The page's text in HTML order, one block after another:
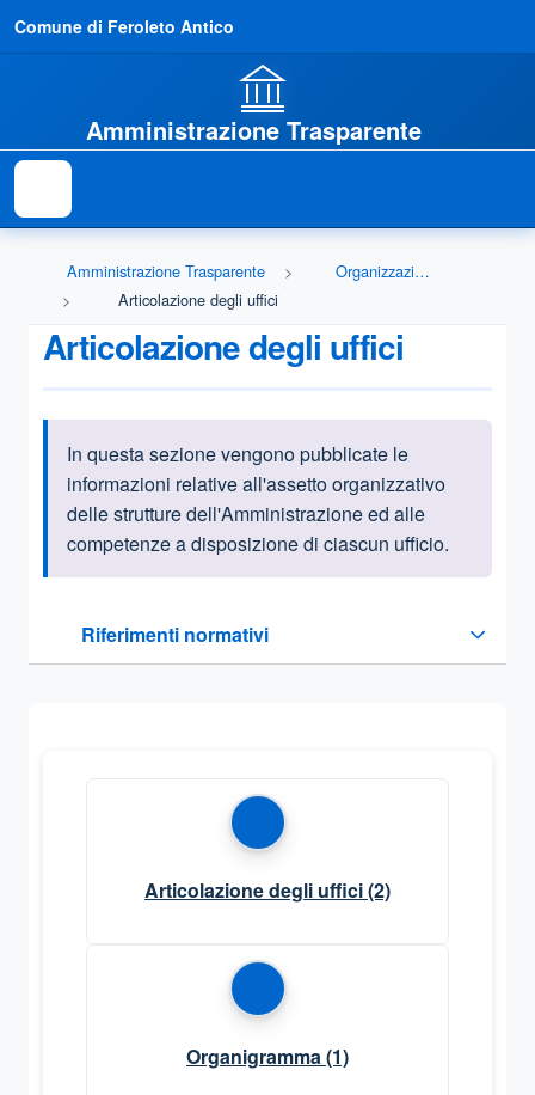
Comune di Feroleto Antico
Amministrazione Trasparente
Amministrazione Trasparente
Organizzazione
Articolazione degli uffici
Articolazione degli uffici
Informazioni introduttive
In questa sezione vengono pubblicate le
informazioni relative all'assetto organizzativo
delle strutture dell'Amministrazione ed alle
competenze a disposizione di ciascun ufficio.
Riferimenti normativi
Sezione compressa
Articolazione degli uffici(2)
Organigramma (1)